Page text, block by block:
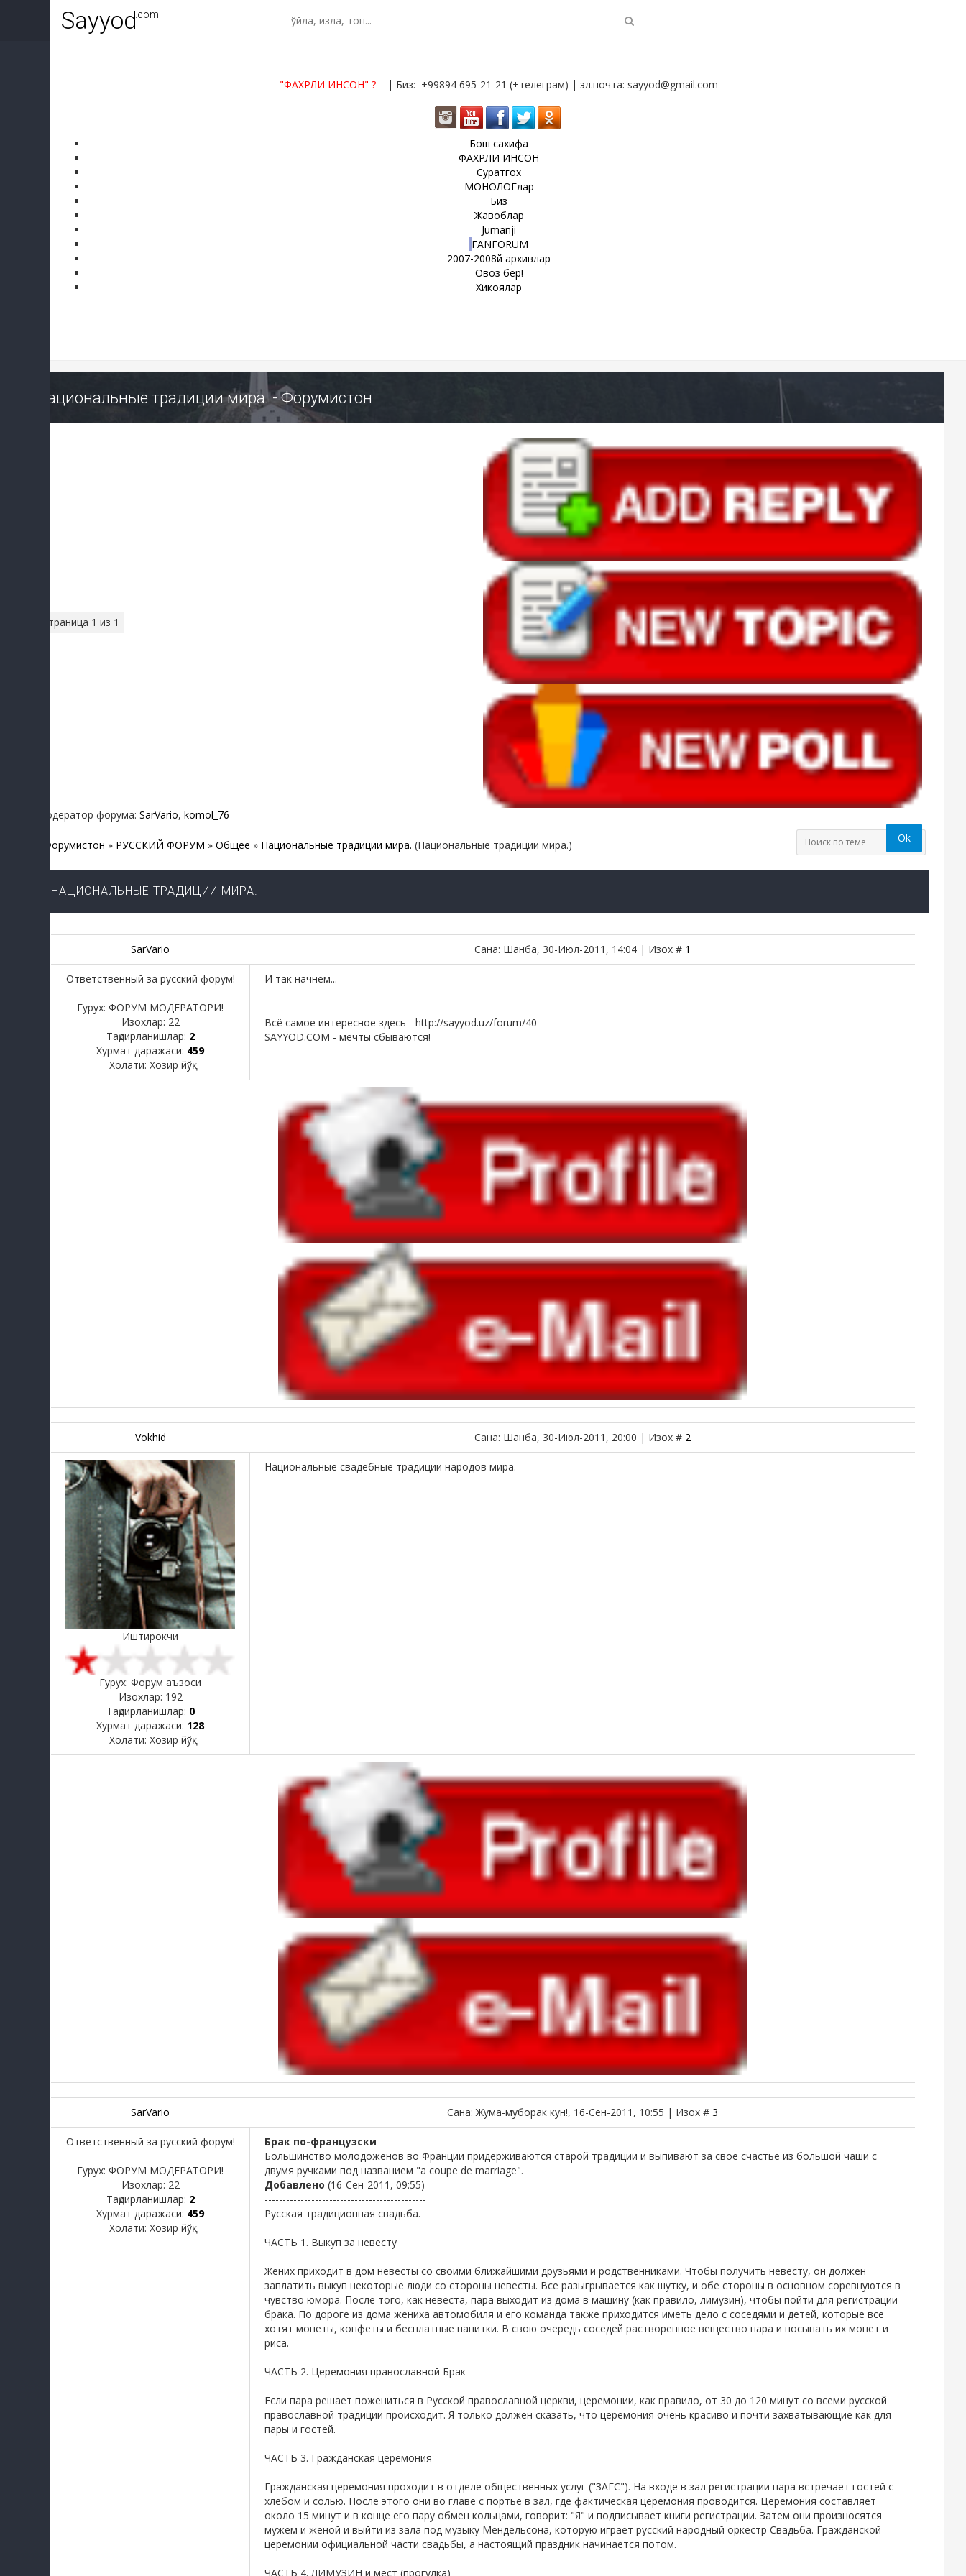
Sayyod.com
"ФАХРЛИ ИНСОН"? | Биз: +99894 695-21-21 (+телеграм) | эл.почта: sayyod@gmail.com
Бош сахифа
ФАХРЛИ ИНСОН
Суратгох
МОНОЛОГлар
Биз
Жавоблар
Jumanji
FANFORUM
2007-2008й архивлар
Овоз бер!
Хикоялар
Национальные традиции мира. - Форумистон
Страница 1 из 1
Модератор форума: SarVario, komol_76
Форумистон » РУССКИЙ ФОРУМ » Общее » Национальные традиции мира. (Национальные традиции мира.)
НАЦИОНАЛЬНЫЕ ТРАДИЦИИ МИРА.
SarVario Сана: Шанба, 30-Июл-2011, 14:04 | Изох # 1
Ответственный за русский форум!
Гурух: ФОРУМ МОДЕРАТОРИ!
Изохлар: 22
Тақдирланишлар: 2
Хурмат даражаси: 459
Холати: Хозир йўқ
И так начнем...
Всё самое интересное здесь - http://sayyod.uz/forum/40
SAYYOD.COM - мечты сбываются!
Vokhid Сана: Шанба, 30-Июл-2011, 20:00 | Изох # 2
Иштирокчи
Гурух: Форум аъзоси
Изохлар: 192
Тақдирланишлар: 0
Хурмат даражаси: 128
Холати: Хозир йўқ
Национальные свадебные традиции народов мира.
SarVario Сана: Жума-муборак кун!, 16-Сен-2011, 10:55 | Изох # 3
Ответственный за русский форум!
Гурух: ФОРУМ МОДЕРАТОРИ!
Изохлар: 22
Тақдирланишлар: 2
Хурмат даражаси: 459
Холати: Хозир йўқ
Брак по-французски
Большинство молодоженов во Франции придерживаются старой традиции и выпивают за свое счастье из большой чаши с
двумя ручками под названием "a coupe de marriage".
Добавлено (16-Сен-2011, 09:55)
---------------------------------------------
Русская традиционная свадьба.
ЧАСТЬ 1. Выкуп за невесту
Жених приходит в дом невесты со своими ближайшими друзьями и родственниками. Чтобы получить невесту, он должен
заплатить выкуп некоторые люди со стороны невесты. Все разыгрывается как шутку, и обе стороны в основном соревнуются в
чувство юмора. После того, как невеста, пара выходит из дома в машину (как правило, лимузин), чтобы пойти для регистрации
брака. По дороге из дома жениха автомобиля и его команда также приходится иметь дело с соседями и детей, которые все
хотят монеты, конфеты и бесплатные напитки. В свою очередь соседей растворенное вещество пара и посыпать их монет и
риса.
ЧАСТЬ 2. Церемония православной Брак
Если пара решает пожениться в Русской православной церкви, церемонии, как правило, от 30 до 120 минут со всеми русской
православной традиции происходит. Я только должен сказать, что церемония очень красиво и почти захватывающие как для
пары и гостей.
ЧАСТЬ 3. Гражданская церемония
Гражданская церемония проходит в отделе общественных услуг ("ЗАГС"). На входе в зал регистрации пара встречает гостей с
хлебом и солью. После этого они во главе с портье в зал, где фактическая церемония проводится. Церемония составляет
около 15 минут и в конце его пару обмен кольцами, говорит: "Я" и подписывает книги регистрации. Затем они произносятся
мужем и женой и выйти из зала под музыку Мендельсона, которую играет русский народный оркестр Свадьба. Гражданской
церемонии официальной части свадьбы, а настоящий праздник начинается потом.
ЧАСТЬ 4. ЛИМУЗИН и мест (прогулка)